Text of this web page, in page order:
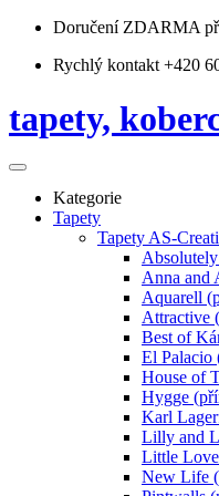
Doručení ZDARMA
Rychlý kontakt +420
tapety,
Kategorie
Tapety
Tapety AS-
Anna and
Aquarell
Attractive
Best of
El Palacio
House of
Hygge
Karl
Lilly and
Little
New Life